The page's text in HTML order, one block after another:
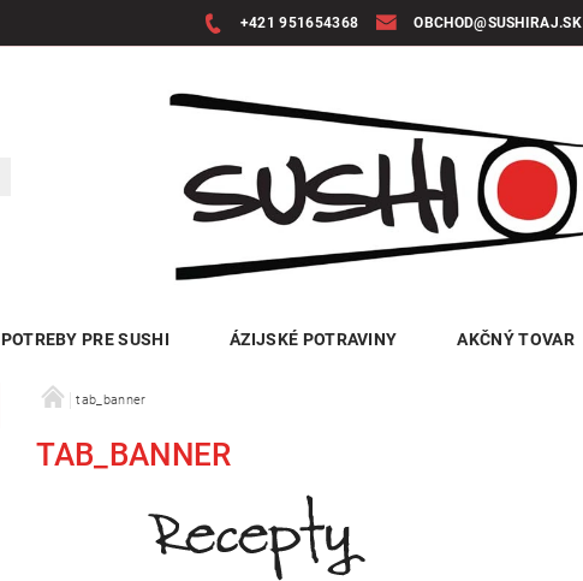
+421 951654368 OBCHOD@SUSHIRAJ.SK
POTREBY PRE SUSHI ÁZIJSKÉ POTRAVINY AKČNÝ TOVAR
tab_banner
TAB_BANNER